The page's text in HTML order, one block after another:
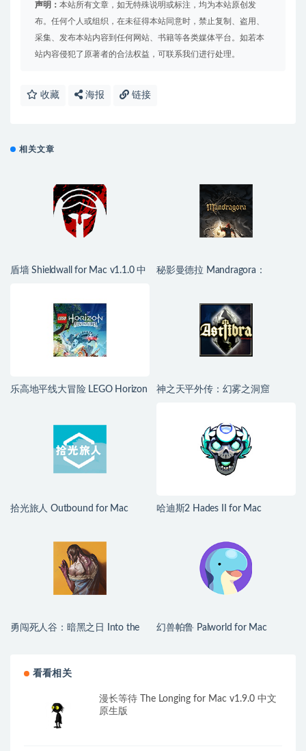
声明： 本站所有文章，如无特殊说明或标注，均为本站原创发
布。任何个人或组织，在未征得本站同意时，禁止复制、盗用、
采集、发布本站内容到任何网站、书籍等各类媒体平台。如若本
站内容侵犯了原著者的合法权益，可联系我们进行处理。
收藏 海报 链接
相关文章
盾墙 Shieldwall for Mac v1.1.0 中
秘影曼德拉 Mandragora：
乐高地平线大冒险 LEGO Horizon
神之天平外传：幻雾之洞窟
拾光旅人 Outbound for Mac
哈迪斯2 Hades II for Mac
勇闯死人谷：暗黑之日 Into the
幻兽帕鲁 Palworld for Mac
看看相关
漫长等待 The Longing for Mac v1.9.0 中文
原生版